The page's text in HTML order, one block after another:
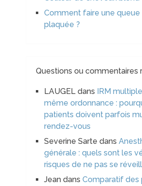
Comment faire une
plaquée ?
Questions ou commentaires
LAUGELdans
IRM
même ordonnance :
patients doivent parfois
rendez-vous
Severine Sarte dans
générale : quels sont les
risques de ne pas se
Jeandans Comparatif des